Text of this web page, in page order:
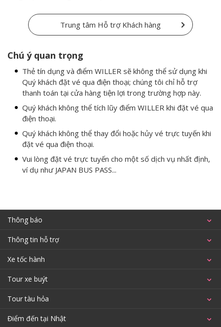
Trung tâm Hỗ trợ Khách hàng
Chú ý quan trọng
Thẻ tín dụng và điểm WILLER sẽ không thể sử dụng khi
Quý khách đặt vé qua điện thoại; chúng tôi chỉ hỗ trợ
thanh toán tại cửa hàng tiện lợi trong trường hợp này.
Quý khách không thể tích lũy điểm WILLER khi đặt vé qua
điện thoại.
Quý khách không thể thay đổi hoặc hủy vé trực tuyến khi
đặt vé qua điện thoại.
Vui lòng đặt vé trực tuyến cho một số dịch vụ nhất định,
ví dụ như JAPAN BUS PASS...
Thông báo
Thông tin hỗ trợ
Xe tốc hành
Tour xe buýt
Tour tàu hỏa
Điểm đến tại Nhật